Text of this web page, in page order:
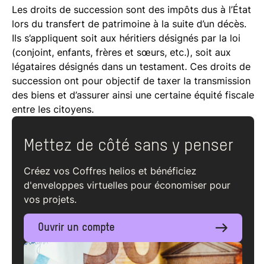
Les droits de succession sont des impôts dus à l’État
lors du transfert de patrimoine à la suite d’un décès.
Ils s’appliquent soit aux héritiers désignés par la loi
(conjoint, enfants, frères et sœurs, etc.), soit aux
légataires désignés dans un testament. Ces droits de
succession ont pour objectif de taxer la transmission
des biens et d’assurer ainsi une certaine équité fiscale
entre les citoyens.
Mettez de côté sans y penser
Créez vos Coffres helios et bénéficiez
d'enveloppes virtuelles pour économiser pour
vos projets.
Ouvrir un compte